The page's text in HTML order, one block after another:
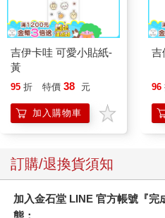
吉伊卡哇 可愛小貼紙-
黃
95 折 特價 38 元
加入購物車
吉
96
訂購/退換貨須知
加入金石堂 LINE 官方帳號『完
態：